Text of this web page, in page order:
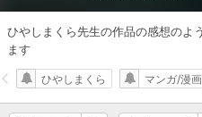
ひやしまくら先生の作品の感想のよ
ます
ひやしまくら マンガ/漫画